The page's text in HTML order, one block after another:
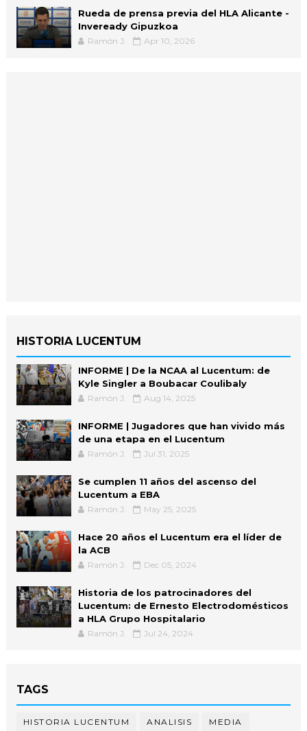
Rueda de prensa previa del HLA Alicante -
Inveready Gipuzkoa
Ramón J. Apr 10, 2026
HISTORIA LUCENTUM
INFORME | De la NCAA al Lucentum: de
Kyle Singler a Boubacar Coulibaly
Ramón J. Aug 14, 2025
INFORME | Jugadores que han vivido más
de una etapa en el Lucentum
Ramón J. Jul 31, 2025
Se cumplen 11 años del ascenso del
Lucentum a EBA
Ramón J. May 25, 2025
Hace 20 años el Lucentum era el líder de
la ACB
Ramón J. Dec 05, 2024
Historia de los patrocinadores del
Lucentum: de Ernesto Electrodomésticos
a HLA Grupo Hospitalario
Ramón J. Jul 24, 2024
TAGS
HISTORIA LUCENTUM ANALISIS MEDIA